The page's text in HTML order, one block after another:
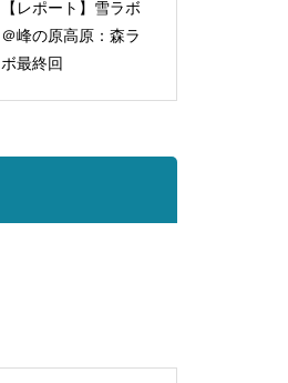
【レポート】雪ラボ
＠峰の原高原：森ラ
ボ最終回